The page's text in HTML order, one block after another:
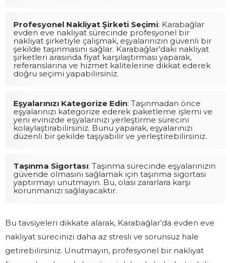
Profesyonel Nakliyat Şirketi Seçimi: Karabağlar
evden eve nakliyat sürecinde profesyonel bir
nakliyat şirketiyle çalışmak, eşyalarınızın güvenli bir
şekilde taşınmasını sağlar. Karabağlar’daki nakliyat
şirketleri arasında fiyat karşılaştırması yaparak,
referanslarına ve hizmet kalitelerine dikkat ederek
doğru seçimi yapabilirsiniz.
Eşyalarınızı Kategorize Edin: Taşınmadan önce
eşyalarınızı kategorize ederek paketleme işlemi ve
yeni evinizde eşyalarınızı yerleştirme sürecini
kolaylaştırabilirsiniz. Bunu yaparak, eşyalarınızı
düzenli bir şekilde taşıyabilir ve yerleştirebilirsiniz.
Taşınma Sigortası: Taşınma sürecinde eşyalarınızın
güvende olmasını sağlamak için taşınma sigortası
yaptırmayı unutmayın. Bu, olası zararlara karşı
korunmanızı sağlayacaktır.
Bu tavsiyeleri dikkate alarak, Karabağlar’da evden eve
nakliyat sürecinizi daha az stresli ve sorunsuz hale
getirebilirsiniz. Unutmayın, profesyonel bir nakliyat